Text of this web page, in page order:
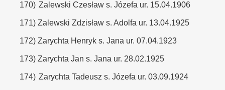
170) Zalewski Czesław s. Józefa ur. 15.04.1906
171) Zalewski Zdzisław s. Adolfa ur. 13.04.1925
172) Zarychta Henryk s. Jana ur. 07.04.1923
173) Zarychta Jan s. Jana ur. 28.02.1925
174) Zarychta Tadeusz s. Józefa ur. 03.09.1924